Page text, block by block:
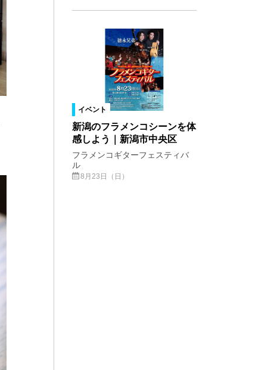
イベント
新潟のフラメンコシーンを体
感しよう｜新潟市中央区
フラメンコギターフェスティバ
ル
8月23日（日）